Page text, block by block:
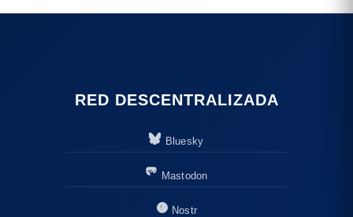
RED DESCENTRALIZADA
Bluesky
Mastodon
Nostr